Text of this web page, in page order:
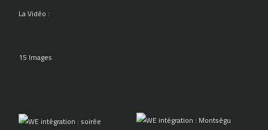
La Vidéo :
15 Images